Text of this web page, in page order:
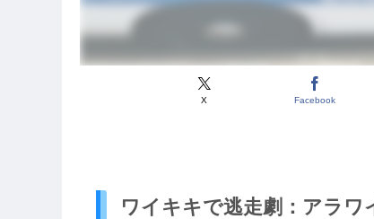
X Facebook
ワイキキで逃走劇：アラ